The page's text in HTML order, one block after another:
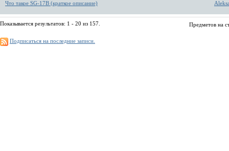
Что такое SG-17B (краткое описание)
Показывается результатов: 1 - 20 из 157. Предметов на
Подписаться на последние записи.